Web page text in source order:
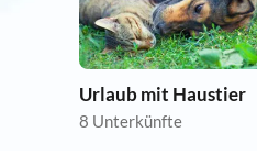
Urlaub mit Haustier
8 Unterkünfte